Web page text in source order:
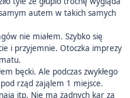
autem w takich samych
nie miałem. Szybko się
i przyjemnie. Otoczka imprezy
bęcki. Ale podczas zwykłego
rząd zająlem 1 miejsce.
itp. Nie ma żadnych kar za